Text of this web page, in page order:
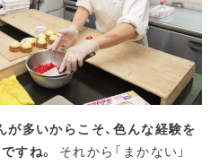
多いからこそ、色んな経験を
すね。
それから「まかない」